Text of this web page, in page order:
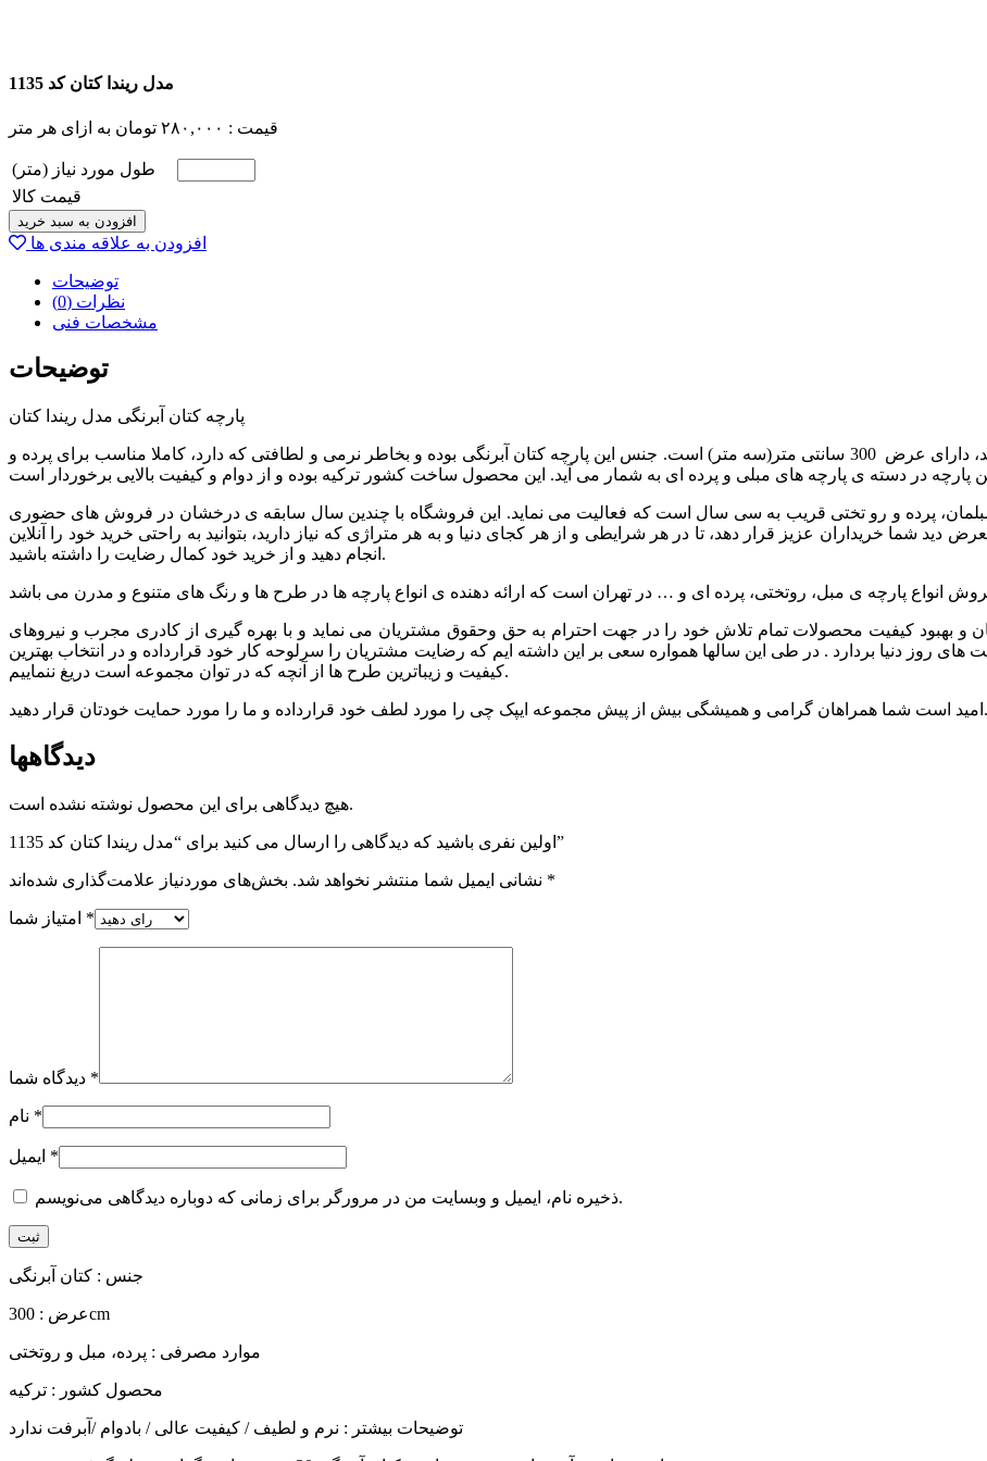
مدل ریندا کتان کد 1135
قیمت : ۲۸۰,۰۰۰ تومان به ازای هر متر
طول مورد نیاز (متر)
قیمت کالا
افزودن به سبد خرید
افزودن به علاقه مندی ها
توضیحات
نظرات (0)
مشخصات فنی
توضیحات
پارچه کتان آبرنگی مدل ریندا کتان
پارچه ی مدل ریندا کتان که یک پارچه از جنس کتان آبرنگی می باشد، دارای عرض 300 سانتی متر(سه متر) است. جنس این پارچه کتان آبرنگی بوده و بخاطر نرمی و لطافتی که دارد، کاملا مناسب برای پرده و
مبلمان، پرده و رو تختی قریب به سی سال است که فعالیت می نماید. این فروشگاه با چندین سال سابقه ی درخشان در فروش های حضوری
دید شما خریداران عزیز قرار دهد، تا در هر شرایطی و از هر کجای دنیا و به هر متراژی که نیاز دارید، بتوانید به راحتی خرید خود را آنلاین
انجام دهید و از خرید خود کمال رضایت را داشته باشید.
بهبود کيفيت محصولات تمام تلاش خود را در جهت احترام به حق وحقوق مشتريان می نماید و با بهره گیری از کادری مجرب و نیروهای
های روز دنیا بردارد . در طی این سالها همواره سعی بر این داشته ایم که رضایت مشتریان را سرلوحه کار خود قرارداده و در انتخاب بهترین
کیفیت و زیباترین طرح ها از آنچه که در توان مجموعه است دریغ ننماییم.
امید است شما همراهان گرامی و همیشگی بیش از پیش مجموعه ایپک چی را مورد لطف خود قرارداده و ما را مورد حمایت خودتان قرار دهید.
دیدگاهها
هیچ دیدگاهی برای این محصول نوشته نشده است.
اولین نفری باشید که دیدگاهی را ارسال می کنید برای “مدل ریندا کتان کد 1135”
نشانی ایمیل شما منتشر نخواهد شد. *
*
*
*
*
ذخیره نام، ایمیل و وبسایت من در مرورگر برای زمانی که دوباره دیدگاهی می‌نویسم.
جنس : کتان آبرنگی
عرض : 300cm
موارد مصرفی : پرده، مبل و روتختی
محصول کشور : ترکیه
توضیحات بیشتر : نرم و لطیف / کیفیت عالی / بادوام /آبرفت ندارد